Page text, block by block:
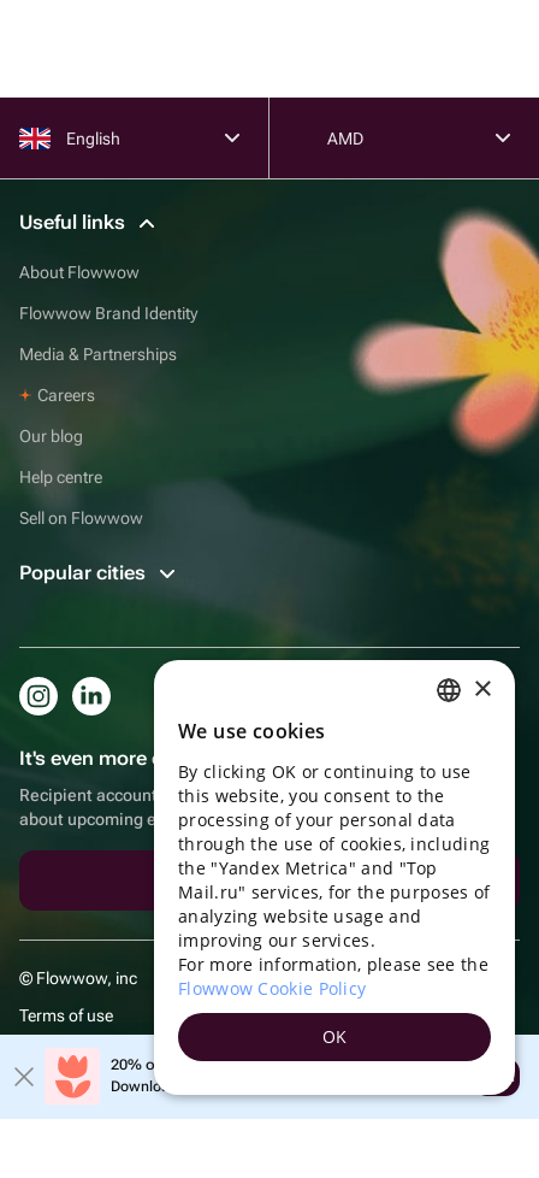
English AMD
Useful links
About Flowwow
Flowwow Brand Identity
Media & Partnerships
Careers
Our blog
Help centre
Sell on Flowwow
Popular cities
It's even more convenient in the app!
Recipient account, extra rewards for purchases and reminders
about upcoming events
Download the app
© Flowwow, inc
Terms of use
Privacy policy20% off your first order!
Download the app & get your promo
Open
ENGLISH
UKRAINIAN
PORTUGUESE
SPANISH
TURKISH
GERMAN
×
We use cookies
By clicking OK or continuing to use
this website, you consent to the
processing of your personal data
through the use of cookies, including
the "Yandex Metrica" and "Top
Mail.ru" services, for the purposes of
analyzing website usage and
improving our services.
For more information, please see the
Flowwow Cookie Policy
OK